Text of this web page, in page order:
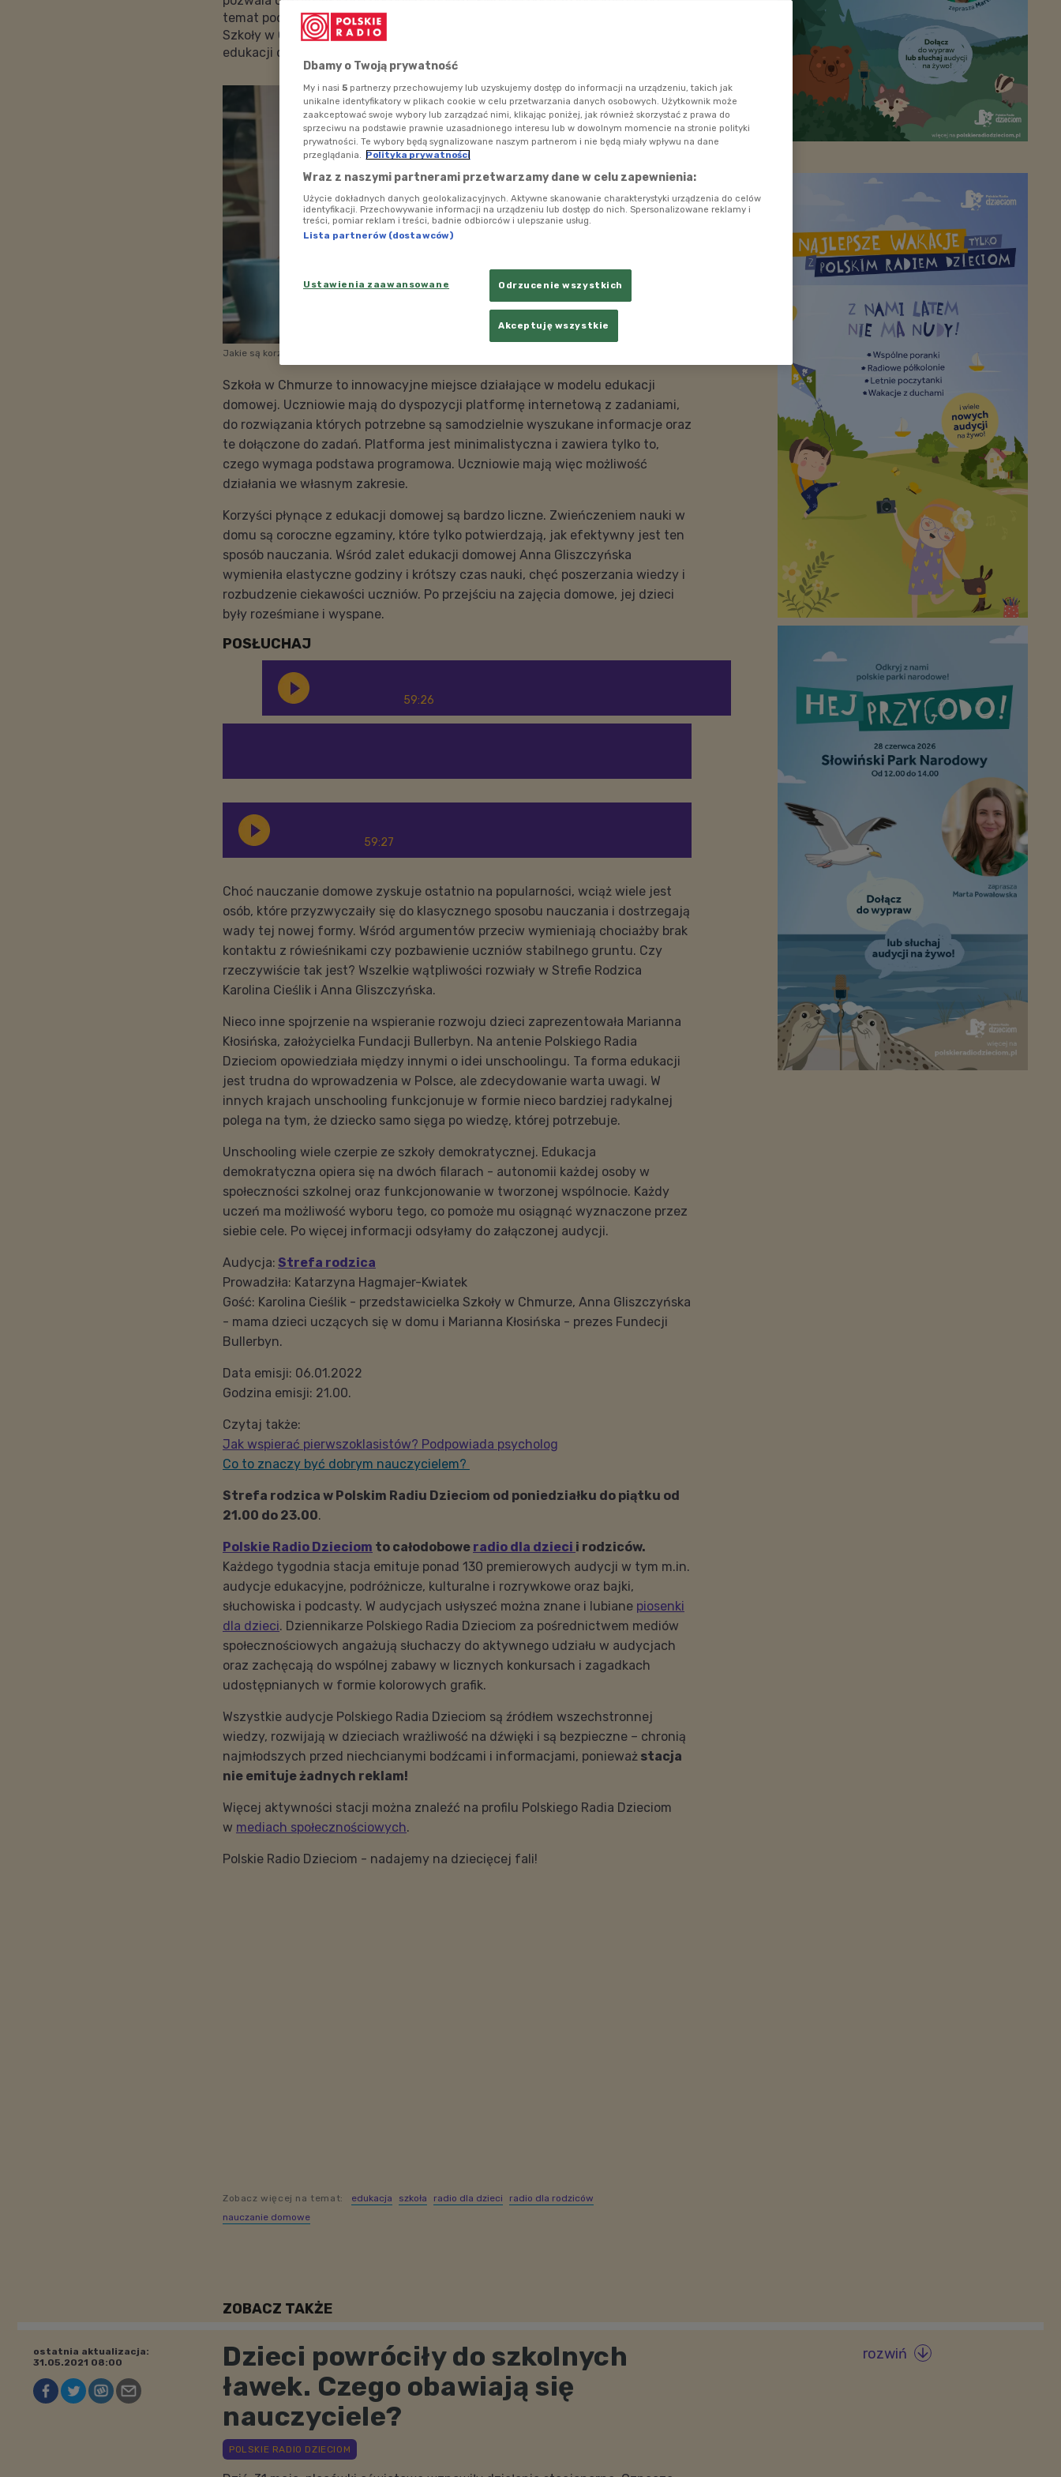
temat podzieliły się Karolina Cieślik, koordynatorka edukacji domowej ze
Szkoły w Chmurze oraz Anna Gliszczyńska, mama uczniów korzystających z
edukacji domowej.
Jakie są korzyści płynące z edukacji domowej?
Szkoła w Chmurze to innowacyjne miejsce działające w modelu edukacji
domowej. Uczniowie mają do dyspozycji platformę internetową z zadaniami,
do rozwiązania których potrzebne są samodzielnie wyszukane informacje oraz
te dołączone do zadań. Platforma jest minimalistyczna i zawiera tylko to,
czego wymaga podstawa programowa. Uczniowie mają więc możliwość
działania we własnym zakresie.
Korzyści płynące z edukacji domowej są bardzo liczne. Zwieńczeniem nauki w
domu są coroczne egzaminy, które tylko potwierdzają, jak efektywny jest ten
sposób nauczania. Wśród zalet edukacji domowej Anna Gliszczyńska
wymieniła elastyczne godziny i krótszy czas nauki, chęć poszerzania wiedzy i
rozbudzenie ciekawości uczniów. Po przejściu na zajęcia domowe, jej dzieci
były roześmiane i wyspane.
POSŁUCHAJ
59:26
59:27
Choć nauczanie domowe zyskuje ostatnio na popularności, wciąż wiele jest
osób, które przyzwyczaiły się do klasycznego sposobu nauczania i dostrzegają
wady tej nowej formy. Wśród argumentów przeciw wymieniają chociażby brak
kontaktu z rówieśnikami czy pozbawienie uczniów stabilnego gruntu. Czy
rzeczywiście tak jest? Wszelkie wątpliwości rozwiały w Strefie Rodzica
Karolina Cieślik i Anna Gliszczyńska.
Nieco inne spojrzenie na wspieranie rozwoju dzieci zaprezentowała Marianna
Kłosińska, założycielka Fundacji Bullerbyn. Na antenie Polskiego Radia
Dzieciom opowiedziała między innymi o idei unschoolingu. Ta forma edukacji
jest trudna do wprowadzenia w Polsce, ale zdecydowanie warta uwagi. W
innych krajach unschooling funkcjonuje w formie nieco bardziej radykalnej
polega na tym, że dziecko samo sięga po wiedzę, której potrzebuje.
Unschooling wiele czerpie ze szkoły demokratycznej. Edukacja
demokratyczna opiera się na dwóch filarach - autonomii każdej osoby w
społeczności szkolnej oraz funkcjonowanie w tworzonej wspólnocie. Każdy
uczeń ma możliwość wyboru tego, co pomoże mu osiągnąć wyznaczone przez
siebie cele. Po więcej informacji odsyłamy do załączonej audycji.
Audycja: Strefa rodzica
Prowadziła: Katarzyna Hagmajer-Kwiatek
Gość: Karolina Cieślik - przedstawicielka Szkoły w Chmurze, Anna Gliszczyńska
- mama dzieci uczących się w domu i Marianna Kłosińska - prezes Fundecji
Bullerbyn.
Data emisji: 06.01.2022
Godzina emisji: 21.00.
Czytaj także:
Jak wspierać pierwszoklasistów? Podpowiada psycholog
Co to znaczy być dobrym nauczycielem?
Strefa rodzica w Polskim Radiu Dzieciom od poniedziałku do piątku od
21.00 do 23.00.
Polskie Radio Dzieciom to całodobowe radio dla dzieci i rodziców.
Każdego tygodnia stacja emituje ponad 130 premierowych audycji w tym m.in.
audycje edukacyjne, podróżnicze, kulturalne i rozrywkowe oraz bajki,
słuchowiska i podcasty. W audycjach usłyszeć można znane i lubiane piosenki
dla dzieci. Dziennikarze Polskiego Radia Dzieciom za pośrednictwem mediów
społecznościowych angażują słuchaczy do aktywnego udziału w audycjach
oraz zachęcają do wspólnej zabawy w licznych konkursach i zagadkach
udostępnianych w formie kolorowych grafik.
Wszystkie audycje Polskiego Radia Dzieciom są źródłem wszechstronnej
wiedzy, rozwijają w dzieciach wrażliwość na dźwięki i są bezpieczne – chronią
najmłodszych przed niechcianymi bodźcami i informacjami, ponieważ stacja
nie emituje żadnych reklam!
Więcej aktywności stacji można znaleźć na profilu Polskiego Radia Dzieciom
w mediach społecznościowych.
Polskie Radio Dzieciom - nadajemy na dziecięcej fali!
Zobacz więcej na temat: edukacja szkoła radio dla dzieci
radio dla rodziców
nauczanie domowe
ZOBACZ TAKŻE
Dzieci powróciły do szkolnych
ławek. Czego obawiają się
nauczyciele?
ostatnia aktualizacja:
31.05.2021 08:00
rozwiń 
Dbamy o Twoją prywatność
My i nasi 5 partnerzy przechowujemy lub uzyskujemy dostęp do informacji na urządzeniu, takich jak
unikalne identyfikatory w plikach cookie w celu przetwarzania danych osobowych. Użytkownik może
zaakceptować swoje wybory lub zarządzać nimi, klikając poniżej, jak również skorzystać z prawa do
sprzeciwu na podstawie prawnie uzasadnionego interesu lub w dowolnym momencie na stronie polityki
prywatności. Te wybory będą sygnalizowane naszym partnerom i nie będą miały wpływu na dane
przeglądania. Polityka prywatności
Wraz z naszymi partnerami przetwarzamy dane w celu zapewnienia:
Użycie dokładnych danych geolokalizacyjnych. Aktywne skanowanie charakterystyki urządzenia do celów
identyfikacji. Przechowywanie informacji na urządzeniu lub dostęp do nich. Spersonalizowane reklamy i
treści, pomiar reklam i treści, badnie odbiorców i ulepszanie usług.
Lista partnerów (dostawców)
Ustawienia zaawansowane Odrzucenie wszystkich
Akceptuję wszystkie